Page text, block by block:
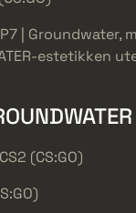
|
estetikken
(CS:GO)